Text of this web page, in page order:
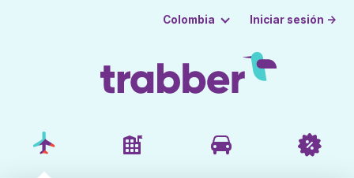
Colombia Iniciar sesión →